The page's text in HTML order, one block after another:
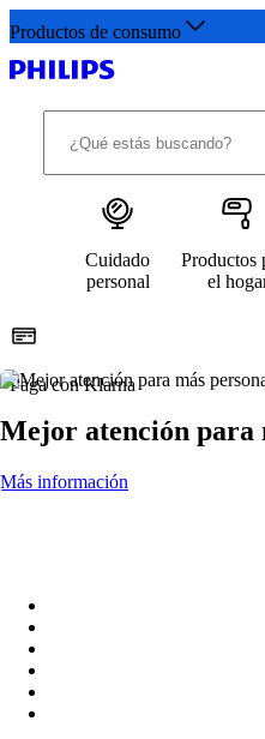
Productos de consumo
Cuidado
personal
Productos
el
Paga con Klarna
Mejor atención para
Más información